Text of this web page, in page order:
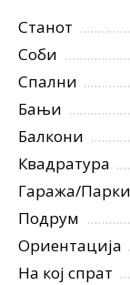
Станот
Соби
Спални
Бањи
Балкони
Квадратура
Гаража/
Подрум
Ориентација
На кој спрат